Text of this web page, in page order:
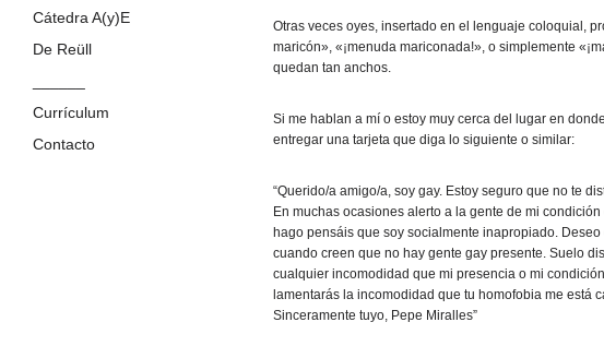
Cátedra A(y)E
De Reüll
Currículum
Contacto
Otras veces oyes, insertado en el lenguaje coloquial,
maricón», «¡menuda mariconada!», o simplemente
quedan tan anchos.
Si me hablan a mí o estoy muy cerca del lugar en
entregar una tarjeta que diga lo siguiente o similar:
“Querido/a amigo/a, soy gay. Estoy seguro que no te
En muchas ocasiones alerto a la gente de mi
hago pensáis que soy socialmente inapropiado.
cuando creen que no hay gente gay presente. Suelo
cualquier incomodidad que mi presencia o mi
lamentarás la incomodidad que tu homofobia me está
Sinceramente tuyo, Pepe Miralles”